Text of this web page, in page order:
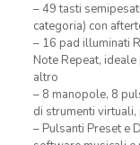
– 49 tasti
categoria) con
– 16 pad illuminati
Note Repeat,
altro
– 8 manopole, 8
di strumenti
– Pulsanti Preset e